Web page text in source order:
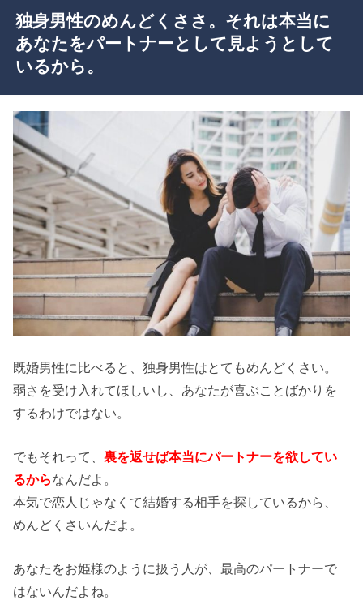
独身男性のめんどくささ。それは本当に
あなたをパートナーとして見ようとして
いるから。
既婚男性に比べると、独身男性はとてもめんどくさい。
弱さを受け入れてほしいし、あなたが喜ぶことばかりを
するわけではない。
でもそれって、裏を返せば本当にパートナーを欲してい
るからなんだよ。
本気で恋人じゃなくて結婚する相手を探しているから、
めんどくさいんだよ。
あなたをお姫様のように扱う人が、最高のパートナーで
はないんだよね。